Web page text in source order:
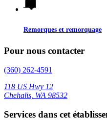
Remorques et remorquage
Pour nous contacter
(360) 262-4591
118 US Hwy 12
Chehalis, WA 98532
Services dans cet